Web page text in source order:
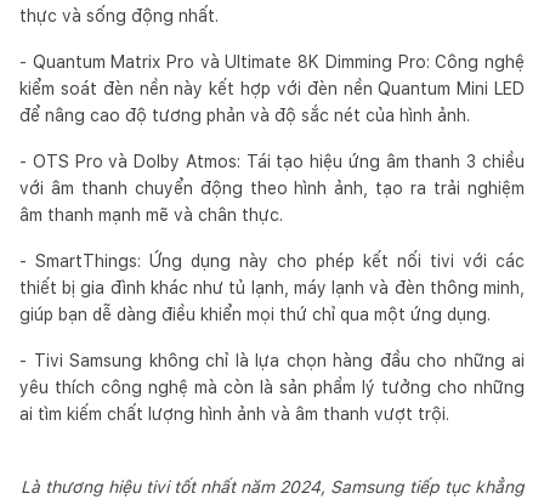
thực và sống động nhất.
- Quantum Matrix Pro và Ultimate 8K Dimming Pro: Công nghệ
kiểm soát đèn nền này kết hợp với đèn nền Quantum Mini LED
để nâng cao độ tương phản và độ sắc nét của hình ảnh.
- OTS Pro và Dolby Atmos: Tái tạo hiệu ứng âm thanh 3 chiều
với âm thanh chuyển động theo hình ảnh, tạo ra trải nghiệm
âm thanh mạnh mẽ và chân thực.
- SmartThings: Ứng dụng này cho phép kết nối tivi với các
thiết bị gia đình khác như tủ lạnh, máy lạnh và đèn thông minh,
giúp bạn dễ dàng điều khiển mọi thứ chỉ qua một ứng dụng.
- Tivi Samsung không chỉ là lựa chọn hàng đầu cho những ai
yêu thích công nghệ mà còn là sản phẩm lý tưởng cho những
ai tìm kiếm chất lượng hình ảnh và âm thanh vượt trội.
Là thương hiệu tivi tốt nhất năm 2024, Samsung tiếp tục khẳng